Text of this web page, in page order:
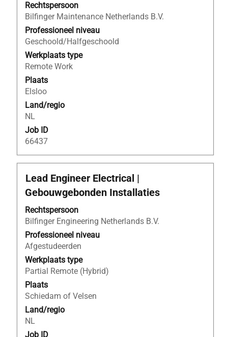
Rechtspersoon
Bilfinger Maintenance Netherlands B.V.
Professioneel niveau
Geschoold/Halfgeschoold
Werkplaats type
Remote Work
Plaats
Elsloo
Land/regio
NL
Job ID
66437
spatiebalk
om
de
volledige
inhoud
van
de
functiegegevens
weer
te
geven.
Titel
Lead Engineer Electrical |
Gebouwgebonden Installaties
Rechtspersoon
Bilfinger Engineering Netherlands B.V.
Professioneel niveau
Afgestudeerden
Werkplaats type
Partial Remote (Hybrid)
Plaats
Schiedam of Velsen
Land/regio
NL
Job ID
Selecteer
deze
spatiebalk
om
de
volledige
inhoud
van
de
functiegegevens
weer
te
geven.